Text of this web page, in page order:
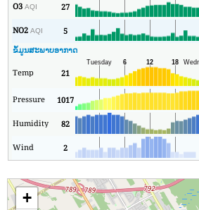
O3AQI 27
NO2AQI 5
ຂໍ້ມູນສະພາບອາກາດ
Temp 21
Pressure 1017
Humidity 82
Wind 2
+